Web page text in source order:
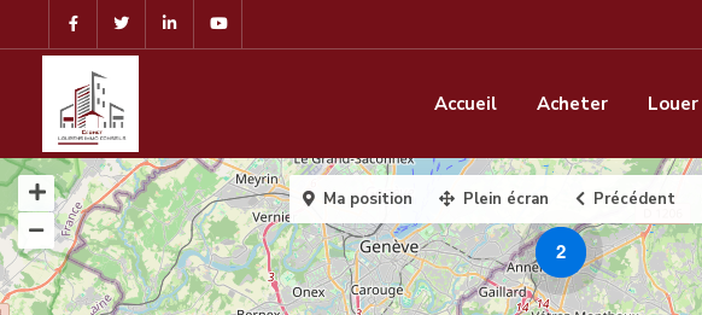
Accueil Acheter Louer
2
Ma position Plein écran Précédent